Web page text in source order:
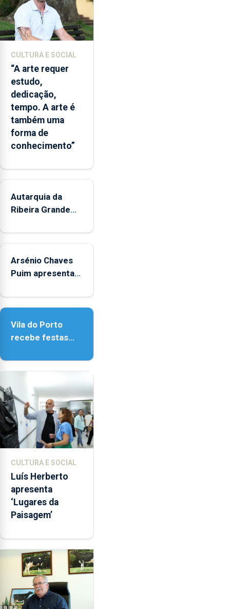
CULTURA E SOCIAL
“A arte requer
estudo,
dedicação,
tempo. A arte é
também uma
forma de
conhecimento”
Autarquia da
Ribeira Grande
iniciativa
Verão"
Arsénio Chaves
Puim apresenta
Biblioteca de Vila
Vila do Porto
recebe festas
Nossa Senhora da
CULTURA E SOCIAL
Luís Herberto
apresenta
‘Lugares da
Paisagem’